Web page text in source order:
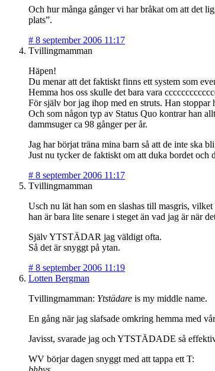
Och hur många gånger vi har bråkat om att det
plats”.
# 8 september 2006 11:17
Tvillingmamman
Häpen!
Du menar att det faktiskt finns ett system som
Hemma hos oss skulle det bara vara
För själv bor jag ihop med en struts. Han stoppar
Och som någon typ av Status Quo kontrar han
dammsuger ca 98 gånger per år.
Jag har börjat träna mina barn så att de inte ska
Just nu tycker de faktiskt om att duka bordet
# 8 september 2006 11:17
Tvillingmamman
Usch nu lät han som en slashas till masgris, vilket
han är bara lite senare i steget än vad jag är när
Själv YTSTÄDAR jag väldigt ofta.
Så det är snyggt på ytan.
# 8 september 2006 11:19
Lotten Bergman
Tvillingmamman: Ytstädare is my middle name.
En gång när jag slafsade omkring hemma med
Javisst, svarade jag och YTSTÄDADE så
WV börjar dagen snyggt med att tappa ett T: